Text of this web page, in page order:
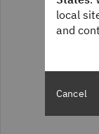
local
and
Cancel